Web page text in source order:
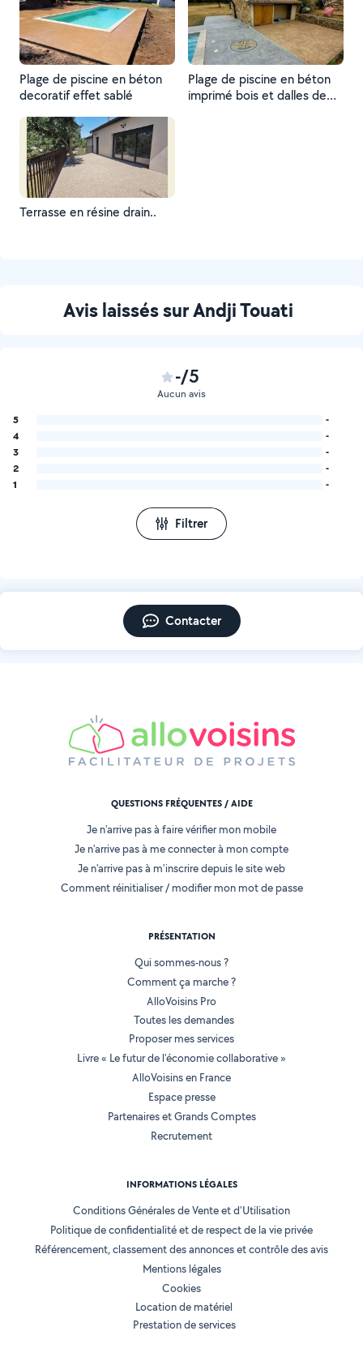
Plage de piscine en béton
decoratif effet sablé
Plage de piscine en béton
imprimé bois et dalles de
Terrasse en résine drain..
Avis laissés sur Andji Touati
-/5
Aucun avis
5
-
4
-
3
-
2
-
1
-
Filtrer
Contacter
QUESTIONS FRÉQUENTES / AIDE
Je n'arrive pas à faire vérifier mon mobile
Je n'arrive pas à me connecter à mon compte
Je n'arrive pas à m'inscrire depuis le site web
Comment réinitialiser / modifier mon mot de passe
PRÉSENTATION
Qui sommes-nous ?
Comment ça marche ?
AlloVoisins Pro
Toutes les demandes
Proposer mes services
Livre « Le futur de l'économie collaborative »
AlloVoisins en France
Espace presse
Partenaires et Grands Comptes
Recrutement
INFORMATIONS LÉGALES
Conditions Générales de Vente et d'Utilisation
Politique de confidentialité et de respect de la vie privée
Référencement, classement des annonces et contrôle des avis
Mentions légales
Cookies
Location de matériel
Prestation de services